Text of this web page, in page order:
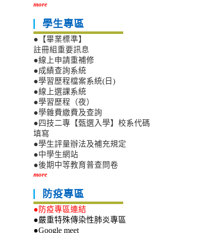
more
學生專區
●【畢業標準】
註冊組重要訊息
●線上申請重補修
●成績查詢系統
●學習歷程檔案系統(日)
●線上選課系統
●學習歷程（夜）
●學雜費繳費及查詢
●四技二專【甄選入學】校系代碼
填寫
●學生評量辦法及補充規定
●中學生網站
●後期中等教育普查問卷
more
防疫專區
●防疫專區連結
●嚴重特殊傳染性肺炎專區
●Google meet